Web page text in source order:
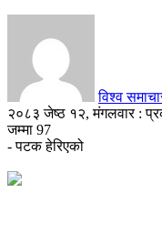
विश्व
२०८३ जेष्ठ १२, मंगलवार :
जम्मा 97
- पटक हेरिएको